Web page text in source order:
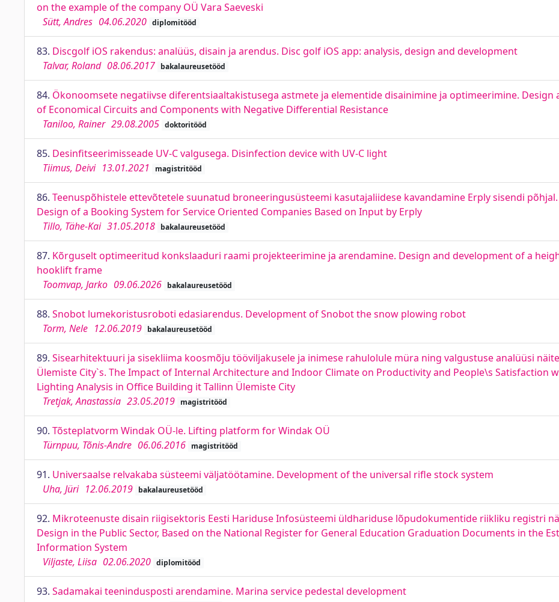
on the example of the company OÜ Vara Saeveski
Sütt, Andres 04.06.2020 diplomitööd
83. Discgolf iOS rakendus: analüüs, disain ja arendus. Disc golf iOS app: analysis, design and development
Talvar, Roland 08.06.2017 bakalaureusetööd
84. Ökonoomsete negatiivse diferentsiaaltakistusega astmete ja elementide disainimine ja optimeerimine. Design
of Economical Circuits and Components with Negative Differential Resistance
Taniloo, Rainer 29.08.2005 doktoritööd
85. Desinfitseerimisseade UV-C valgusega. Disinfection device with UV-C light
Tiimus, Deivi 13.01.2021 magistritööd
86. Teenuspõhistele ettevõtetele suunatud broneeringusüsteemi kasutajaliidese kavandamine Erply sisendi
Design of a Booking System for Service Oriented Companies Based on Input by Erply
Tillo, Tähe-Kai 31.05.2018 bakalaureusetööd
87. Kõrguselt optimeeritud konkslaaduri raami projekteerimine ja arendamine. Design and development of a
hooklift frame
Toomvap, Jarko 09.06.2026 bakalaureusetööd
88. Snobot lumekoristusroboti edasiarendus. Development of Snobot the snow plowing robot
Torm, Nele 12.06.2019 bakalaureusetööd
89. Sisearhitektuuri ja sisekliima koosmõju tööviljakusele ja inimese rahulolule müra ning valgustuse analüüsi
Ülemiste City`s. The Impact of Internal Architecture and Indoor Climate on Productivity and People\s Satisfaction
Lighting Analysis in Office Building it Tallinn Ülemiste City
Tretjak, Anastassia 23.05.2019 magistritööd
90. Tõsteplatvorm Windak OÜ-le. Lifting platform for Windak OÜ
Türnpuu, Tõnis-Andre 06.06.2016 magistritööd
91. Universaalse relvakaba süsteemi väljatöötamine. Development of the universal rifle stock system
Uha, Jüri 12.06.2019 bakalaureusetööd
92. Mikroteenuste disain riigisektoris Eesti Hariduse Infosüsteemi üldhariduse lõpudokumentide riikliku registri
Design in the Public Sector, Based on the National Register for General Education Graduation Documents in the
Information System
Viljaste, Liisa 02.06.2020 diplomitööd
93. Sadamakai teenindusposti arendamine. Marina service pedestal development